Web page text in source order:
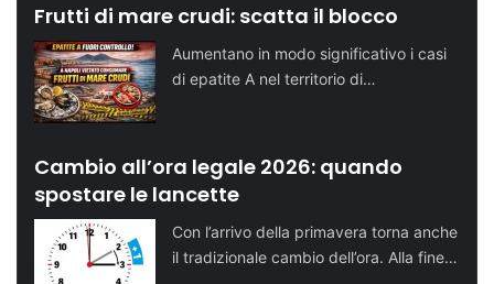
Frutti di mare crudi: scatta il blocco
Aumentano in modo significativo i casi
di epatite A nel territorio di…
Cambio all’ora legale 2026: quando
spostare le lancette
Con l’arrivo della primavera torna anche
il tradizionale cambio dell’ora. Alla fine…